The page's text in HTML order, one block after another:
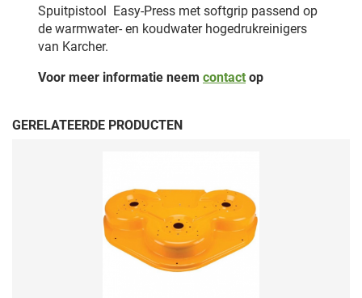
Spuitpistool Easy-Press met softgrip passend op
de warmwater- en koudwater hogedrukreinigers
van Karcher.
Voor meer informatie neem contactop
GERELATEERDE PRODUCTEN